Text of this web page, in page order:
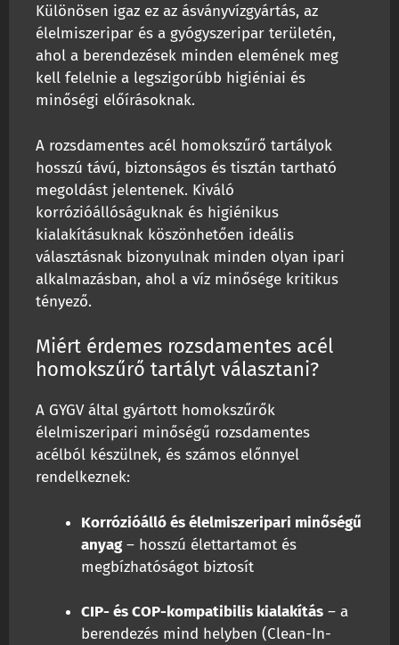
Különösen igaz ez az ásványvízgyártás, az
élelmiszeripar és a gyógyszeripar területén,
ahol a berendezések minden elemének meg
kell felelnie a legszigorúbb higiéniai és
minőségi előírásoknak.
A rozsdamentes acél homokszűrő tartályok
hosszú távú, biztonságos és tisztán tartható
megoldást jelentenek. Kiváló
korrózióállóságuknak és higiénikus
kialakításuknak köszönhetően ideális
választásnak bizonyulnak minden olyan ipari
alkalmazásban, ahol a víz minősége kritikus
tényező.
Miért érdemes rozsdamentes acél
homokszűrő tartályt választani?
A GYGV által gyártott homokszűrők
élelmiszeripari minőségű rozsdamentes
acélból készülnek, és számos előnnyel
rendelkeznek:
Korrózióálló és élelmiszeripari minőségű
anyag– hosszú élettartamot és
megbízhatóságot biztosít
CIP- és COP-kompatibilis kialakítás – a
berendezés mind helyben (Clean-In-